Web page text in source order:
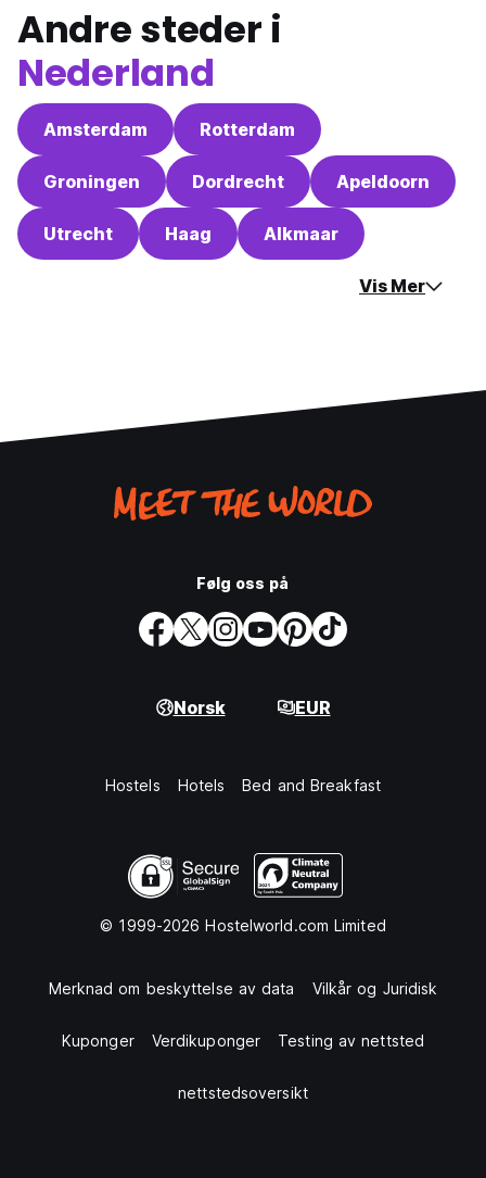
Andre steder i
Nederland
Amsterdam Rotterdam
Groningen Dordrecht Apeldoorn
Utrecht Haag Alkmaar
Vis Mer
Følg oss på
Norsk EUR
Hostels Hotels Bed and Breakfast
© 1999-2026 Hostelworld.com Limited
Merknad om beskyttelse av data Vilkår og Juridisk
Kuponger Verdikuponger Testing av nettsted
nettstedsoversikt